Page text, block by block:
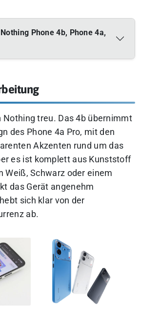
Phone 4b, Phone 4a,
Nothing treu. Das 4b übernimmt
des Phone 4a Pro, mit den
Akzenten rund um das
es ist komplett aus Kunststoff
Weiß, Schwarz oder einem
das Gerät angenehm
sich klar von der
ab.